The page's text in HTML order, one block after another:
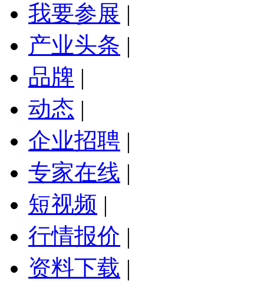
我要参展 |
产业头条 |
品牌 |
动态 |
企业招聘 |
专家在线 |
短视频 |
行情报价 |
资料下载 |